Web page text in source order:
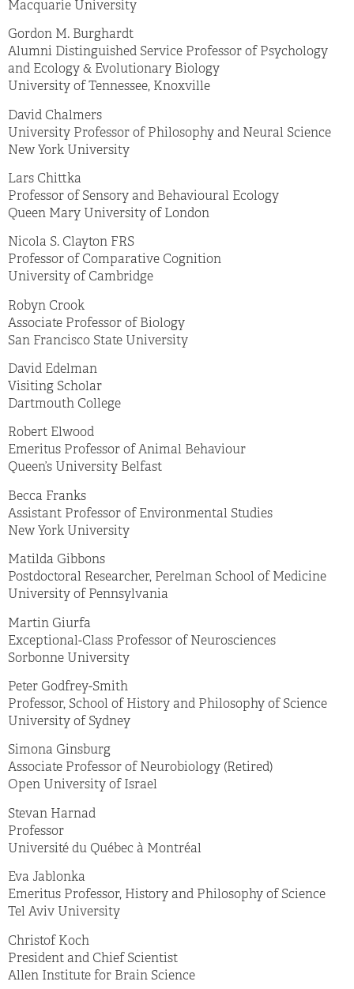
Macquarie University
Gordon M. Burghardt
Alumni Distinguished Service Professor of Psychology
and Ecology & Evolutionary Biology
University of Tennessee, Knoxville
David Chalmers
University Professor of Philosophy and Neural Science
New York University
Lars Chittka
Professor of Sensory and Behavioural Ecology
Queen Mary University of London
Nicola S. Clayton FRS
Professor of Comparative Cognition
University of Cambridge
Robyn Crook
Associate Professor of Biology
San Francisco State University
David Edelman
Visiting Scholar
Dartmouth College
Robert Elwood
Emeritus Professor of Animal Behaviour
Queen’s University Belfast
Becca Franks
Assistant Professor of Environmental Studies
New York University
Matilda Gibbons
Postdoctoral Researcher, Perelman School of Medicine
University of Pennsylvania
Martin Giurfa
Exceptional-Class Professor of Neurosciences
Sorbonne University
Peter Godfrey-Smith
Professor, School of History and Philosophy of Science
University of Sydney
Simona Ginsburg
Associate Professor of Neurobiology (Retired)
Open University of Israel
Stevan Harnad
Professor
Université du Québec à Montréal
Eva Jablonka
Emeritus Professor, History and Philosophy of Science
Tel Aviv University
Christof Koch
President and Chief Scientist
Allen Institute for Brain Science